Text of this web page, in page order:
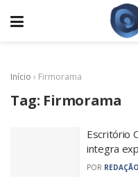
Início › Firmorama
Tag: Firmorama
Escritório
integra
POR REDAÇÃO